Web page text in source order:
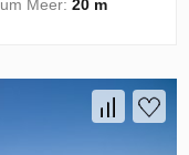
Meer:20 m